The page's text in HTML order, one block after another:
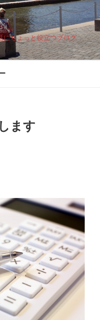
にちょっと役立つブログ
ます